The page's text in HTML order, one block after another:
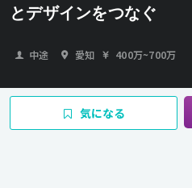
とデザインをつなぐ
中途 愛知 400万~700万
気になる